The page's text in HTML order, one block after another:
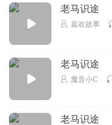
老马识途
嘉欢故事
老马识途
魔音小C
老马识途